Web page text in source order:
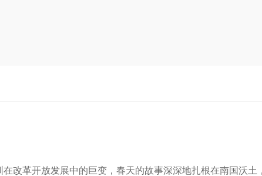
改革开放发展中的巨变，春天的故事深深地扎根在南国沃